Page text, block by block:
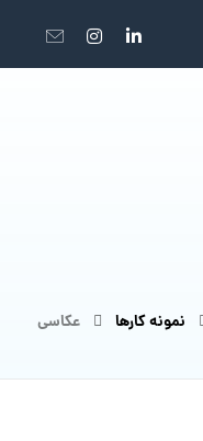
نمونه کارها عکاسی